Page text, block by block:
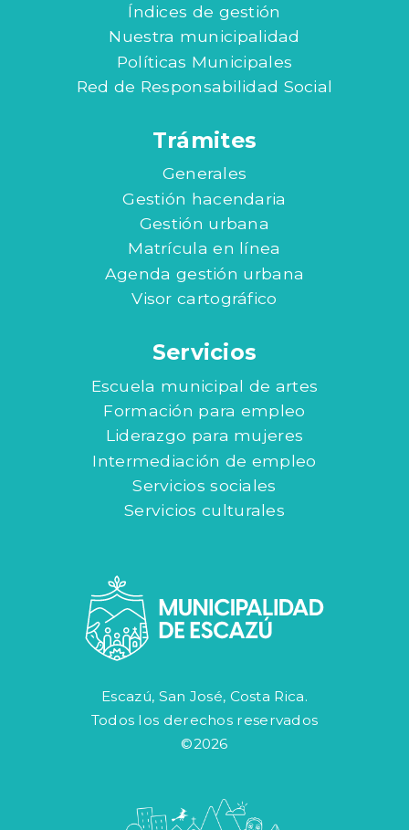
Índices de gestión
Nuestra municipalidad
Políticas Municipales
Red de Responsabilidad Social
Trámites
Generales
Gestión hacendaria
Gestión urbana
Matrícula en línea
Agenda gestión urbana
Visor cartográfico
Servicios
Escuela municipal de artes
Formación para empleo
Liderazgo para mujeres
Intermediación de empleo
Servicios sociales
Servicios culturales
Escazú, San José, Costa Rica.
Todos los derechos reservados
©2026